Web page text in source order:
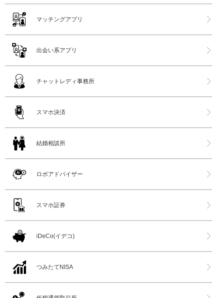
マッチングアプリ
出会い系アプリ
チャットレディ事務所
スマホ決済
結婚相談所
ロボアドバイザー
スマホ証券
iDeCo(イデコ)
つみたてNISA